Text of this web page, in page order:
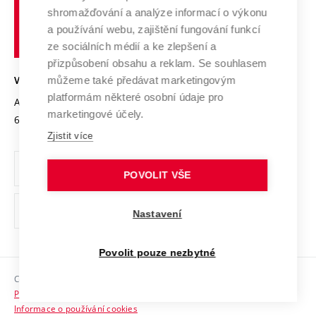
Výzkumné infrastruktury
Transfer znalostí
Open Science
Projekty
Projekty ze strukturálních fondů
Specifický výzkum
Mezinárodní dohody
Univerzitní sítě
Udržitelná univerzita
Podnikavá univerzita / ContriBUTe
Bezpečná univerzita
Vyznamenání
Organizační struktura
Ochrana osobních údajů
odkaz)
Sociální bezpečí
HR Award
učení
technické
Brně
VYSOKÉ UČENÍ TECHNICKÉ V BRNĚ
Antonínská 548/1
602 00 Brno
www.vut.cz
vut@vutbr.cz
Copyright © 2026 VUT
Prohlášení o přístupnosti
Informace o používání cookies
shromažďování a analýze informací o výkonu
a používání webu, zajištění fungování funkcí
ze sociálních médií a ke zlepšení a
přizpůsobení obsahu a reklam. Se souhlasem
můžeme také předávat marketingovým
platformám některé osobní údaje pro
marketingové účely.
Zjistit více
POVOLIT VŠE
Nastavení
Povolit pouze nezbytné